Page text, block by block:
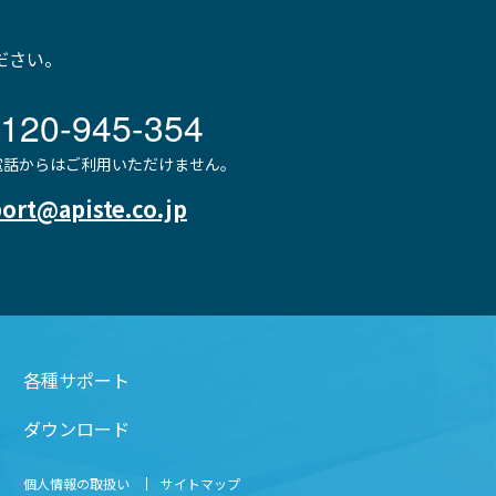
い。
945-354
からはご利用いただけません。
各種サポート
ダウンロード
個人情報の取扱い サイトマップ